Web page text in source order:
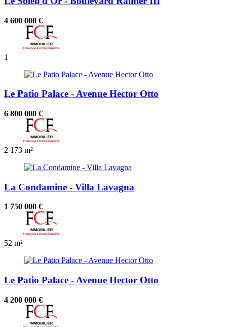
4 600 000 €
1
Le Patio Palace - Avenue Hector Otto
6 800 000 €
2 173 m²
La Condamine - Villa Lavagna
1 750 000 €
52 m²
Le Patio Palace - Avenue Hector Otto
4 200 000 €